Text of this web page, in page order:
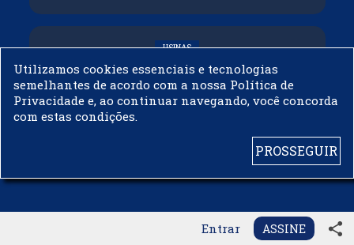
Entrar ASSINE share
USINAS
Governo adia reunião sobre mistura de
etanol na gasolina
Utilizamos cookies essenciais e tecnologias
semelhantes de acordo com a nossa Política de
Privacidade e, ao continuar navegando, você concorda
com estas condições.
PROSSEGUIR